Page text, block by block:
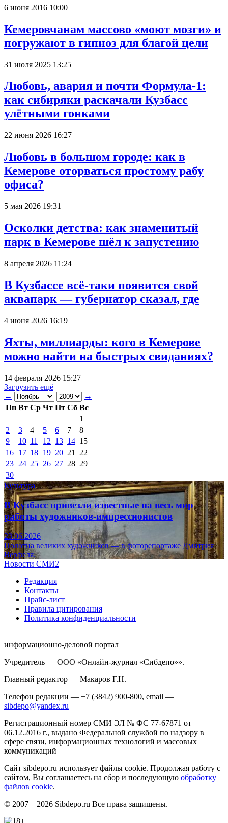
6 июня 2016 10:00
Кемеровчанам массово «моют мозги» и
погружают в гипноз для благой цели
31 июля 2025 13:25
Любовь, авария и почти Формула-1:
как сибиряки раскачали Кузбасс
улётными гонками
22 июня 2026 16:27
Любовь в большом городе: как в
Кемерове оторваться простому рабу
офиса?
5 мая 2026 19:31
Осколки детства: как знаменитый
парк в Кемерове шёл к запустению
8 апреля 2026 11:24
В Кузбассе всё-таки появится свой
аквапарк — губернатор сказал, где
4 июня 2026 16:19
Яхты, миллиарды: кого в Кемерове
можно найти на быстрых свиданиях?
14 февраля 2026 15:27
Загрузить ещё
←
→
Пн Вт Ср Чт Пт Сб Вс
1
2
3 4 5 6 7
8
9
10 11 12 13 14 15
16 17 18 19 20 21
22
23 24 25 26 27 28 29
30
Культура
В Кузбасс привезли известные на весь мир
работы художников-импрессионистов
23.06.2026
Полотна великих художников — в фоторепортаже Дмитрия
Верфеля.
Новости СМИ2
Редакция
Контакты
Прайс-лист
Правила цитирования
Политика конфиденциальности
информационно-деловой портал
Учредитель — ООО «Онлайн-журнал «Сибдепо»».
Главный редактор — Макаров Г.Н.
Телефон редакции — +7 (3842) 900-800, email —
sibdepo@yandex.ru
Регистрационный номер СМИ ЭЛ № ФС 77-67871 от
06.12.2016 г., выдано Федеральной службой по надзору в
сфере связи, информационных технологий и массовых
коммуникаций
Сайт sibdepo.ru использует файлы cookie. Продолжая работу с
сайтом, Вы соглашаетесь на сбор и последующую обработку
файлов cookie.
© 2007—2026 Sibdepo.ru Все права защищены.